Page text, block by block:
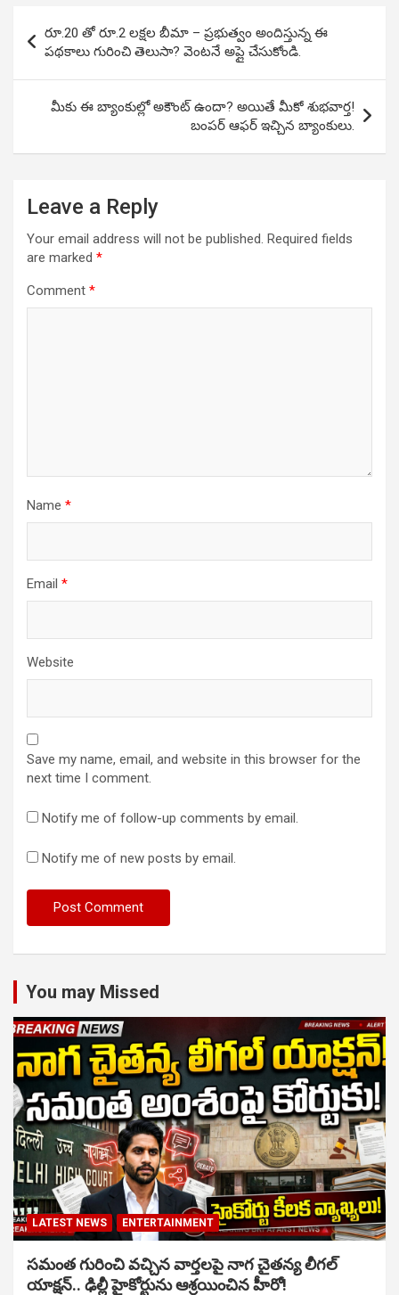
navigation
రూ.20 తో రూ.2 లక్షల బీమా – ప్రభుత్వం అందిస్తున్న ఈ
పథకాలు గురించి తెలుసా? వెంటనే అప్లై చేసుకోండి.
మీకు ఈ బ్యాంకుల్లో అకౌంట్ ఉందా? అయితే మీకో శుభవార్త!
బంపర్ ఆఫర్ ఇచ్చిన బ్యాంకులు.
Leave a Reply
Your email address will not be published. Required fields
are marked *
Comment *
Name *
Email *
Website
Save my name, email, and website in this browser for the
next time I comment.
Notify me of follow-up comments by email.
Notify me of new posts by email.
You may Missed
LATEST NEWS ENTERTAINMENT
సమంత గురించి వచ్చిన వార్తలపై నాగ చైతన్య లీగల్
యాక్షన్.. ఢిల్లీ హైకోర్టును ఆశ్రయించిన హీరో!